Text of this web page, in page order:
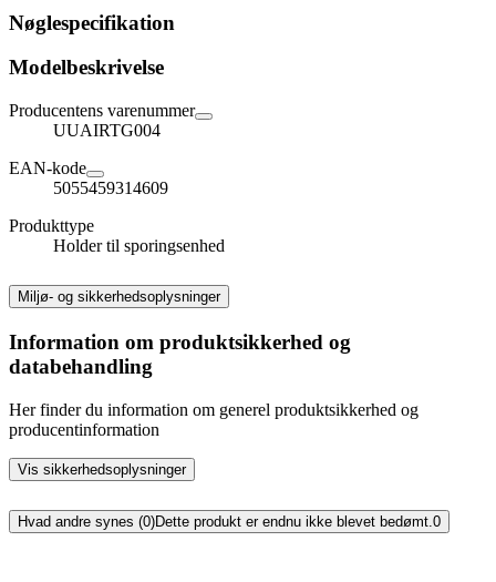
Nøglespecifikation
Modelbeskrivelse
Producentens varenummer
UUAIRTG004
EAN-kode
5055459314609
Produkttype
Holder til sporingsenhed
Miljø- og sikkerhedsoplysninger
Information om produktsikkerhed og
databehandling
Her finder du information om generel produktsikkerhed og
producentinformation
Vis sikkerhedsoplysninger
Hvad andre synes (0)Dette produkt er endnu ikke blevet bedømt. 0